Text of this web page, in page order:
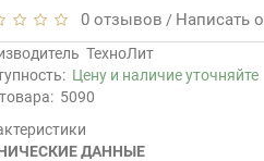
0 отзывов / Написать
ТехноЛит
Цену и наличие уточняйте
5090
ДАННЫЕ